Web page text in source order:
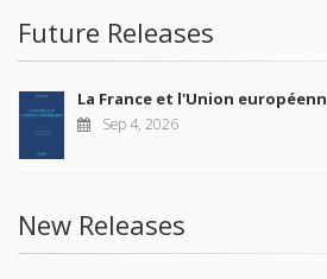
Future Releases
La France et l'Union
Sep 4, 2026
New Releases